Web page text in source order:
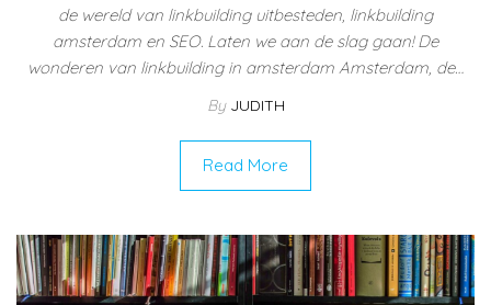
de wereld van linkbuilding uitbesteden, linkbuilding
amsterdam en SEO. Laten we aan de slag gaan! De
wonderen van linkbuilding in amsterdam Amsterdam, de…
By JUDITH
Read More